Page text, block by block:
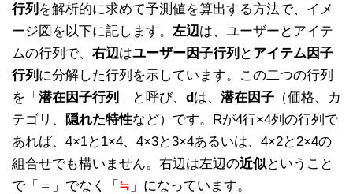
行列 を解析的に求めて予測値を算出する方法で、イメ
ージ図を以下に記します。 左辺は、ユーザーとアイテ
ムの行列で、 右辺はユーザー因子行列 と アイテム因子
行列 に分解した行列を示しています。この二つの行列
を「 潜在因子行列 」と呼び、 dは、 潜在因子 （価格、カ
テゴリ、
隠れた特性など）です。Rが4行×4列の行列で
あれば、4×1と1×4、4×3と3×4あるいは、4×2と2×4の
組合せでも構いません。右辺は左辺の近似ということ
で「＝」でなく「 ≒ 」になっています。